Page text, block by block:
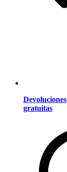
Devoluciones
gratuitas